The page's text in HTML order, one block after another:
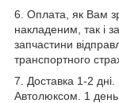
6. Оплата, як Вам
накладеним, так і
запчастини
транспортного
7. Доставка 1-2
Автолюксом. 1 день